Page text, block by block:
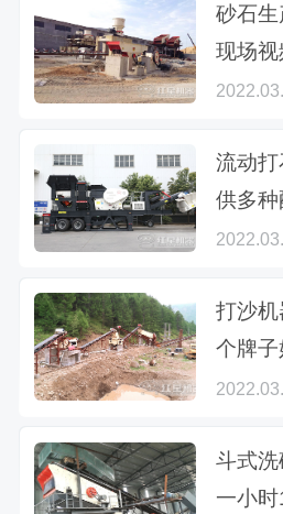
砂石
现场
流动
供多
视频
打沙
个牌子
斗式洗
一小